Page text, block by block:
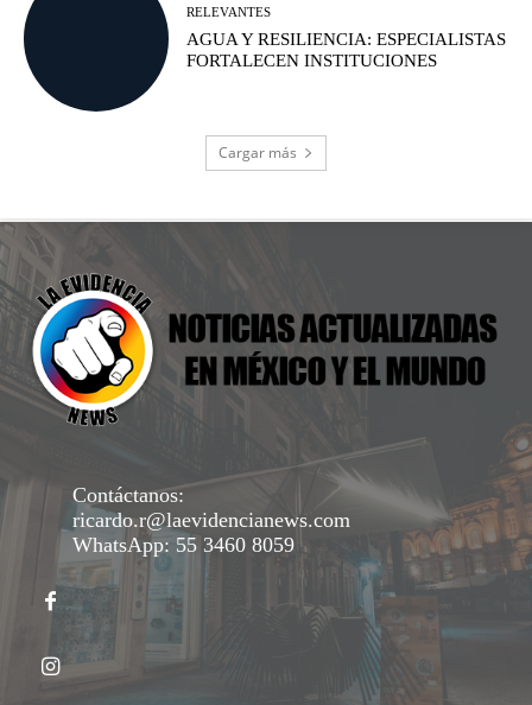
RELEVANTES
AGUA Y RESILIENCIA: ESPECIALISTAS
FORTALECEN INSTITUCIONES
Cargar más
Contáctanos:
ricardo.r@laevidencianews.com
WhatsApp: 55 3460 8059